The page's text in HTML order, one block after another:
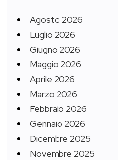
Agosto 2026
Luglio 2026
Giugno 2026
Maggio 2026
Aprile 2026
Marzo 2026
Febbraio 2026
Gennaio 2026
Dicembre 2025
Novembre 2025